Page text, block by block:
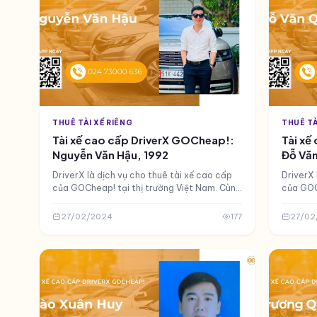
GOCheap! hiểu rằng mỗi khách hàng, đặc
biệt là người cao tuổi, đều cần sự chăm sóc
và dịch vụ chuyên nghiệp nhất.
THUÊ TÀI XẾ RIÊNG
Tài xế cao cấp DriverX GOCheap!:
Nguyễn Văn Hậu, 1992
DriverX là dịch vụ cho thuê tài xế cao cấp
của GOCheap! tại thị trường Việt Nam. Cùng
Nguyễn Văn Hậu của GOCheap! nhé.
27/02/2024 177
THUÊ
Tài xế
Đỗ
của
Văn27/